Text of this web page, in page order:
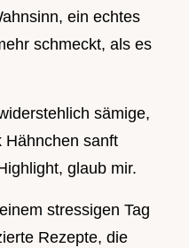
ein echtes
schmeckt, als es
sämige,
Hähnchen sanft
glaub mir.
stressigen Tag
Rezepte, die